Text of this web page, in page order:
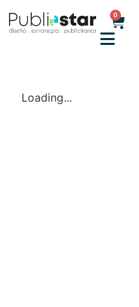
0
Loading...